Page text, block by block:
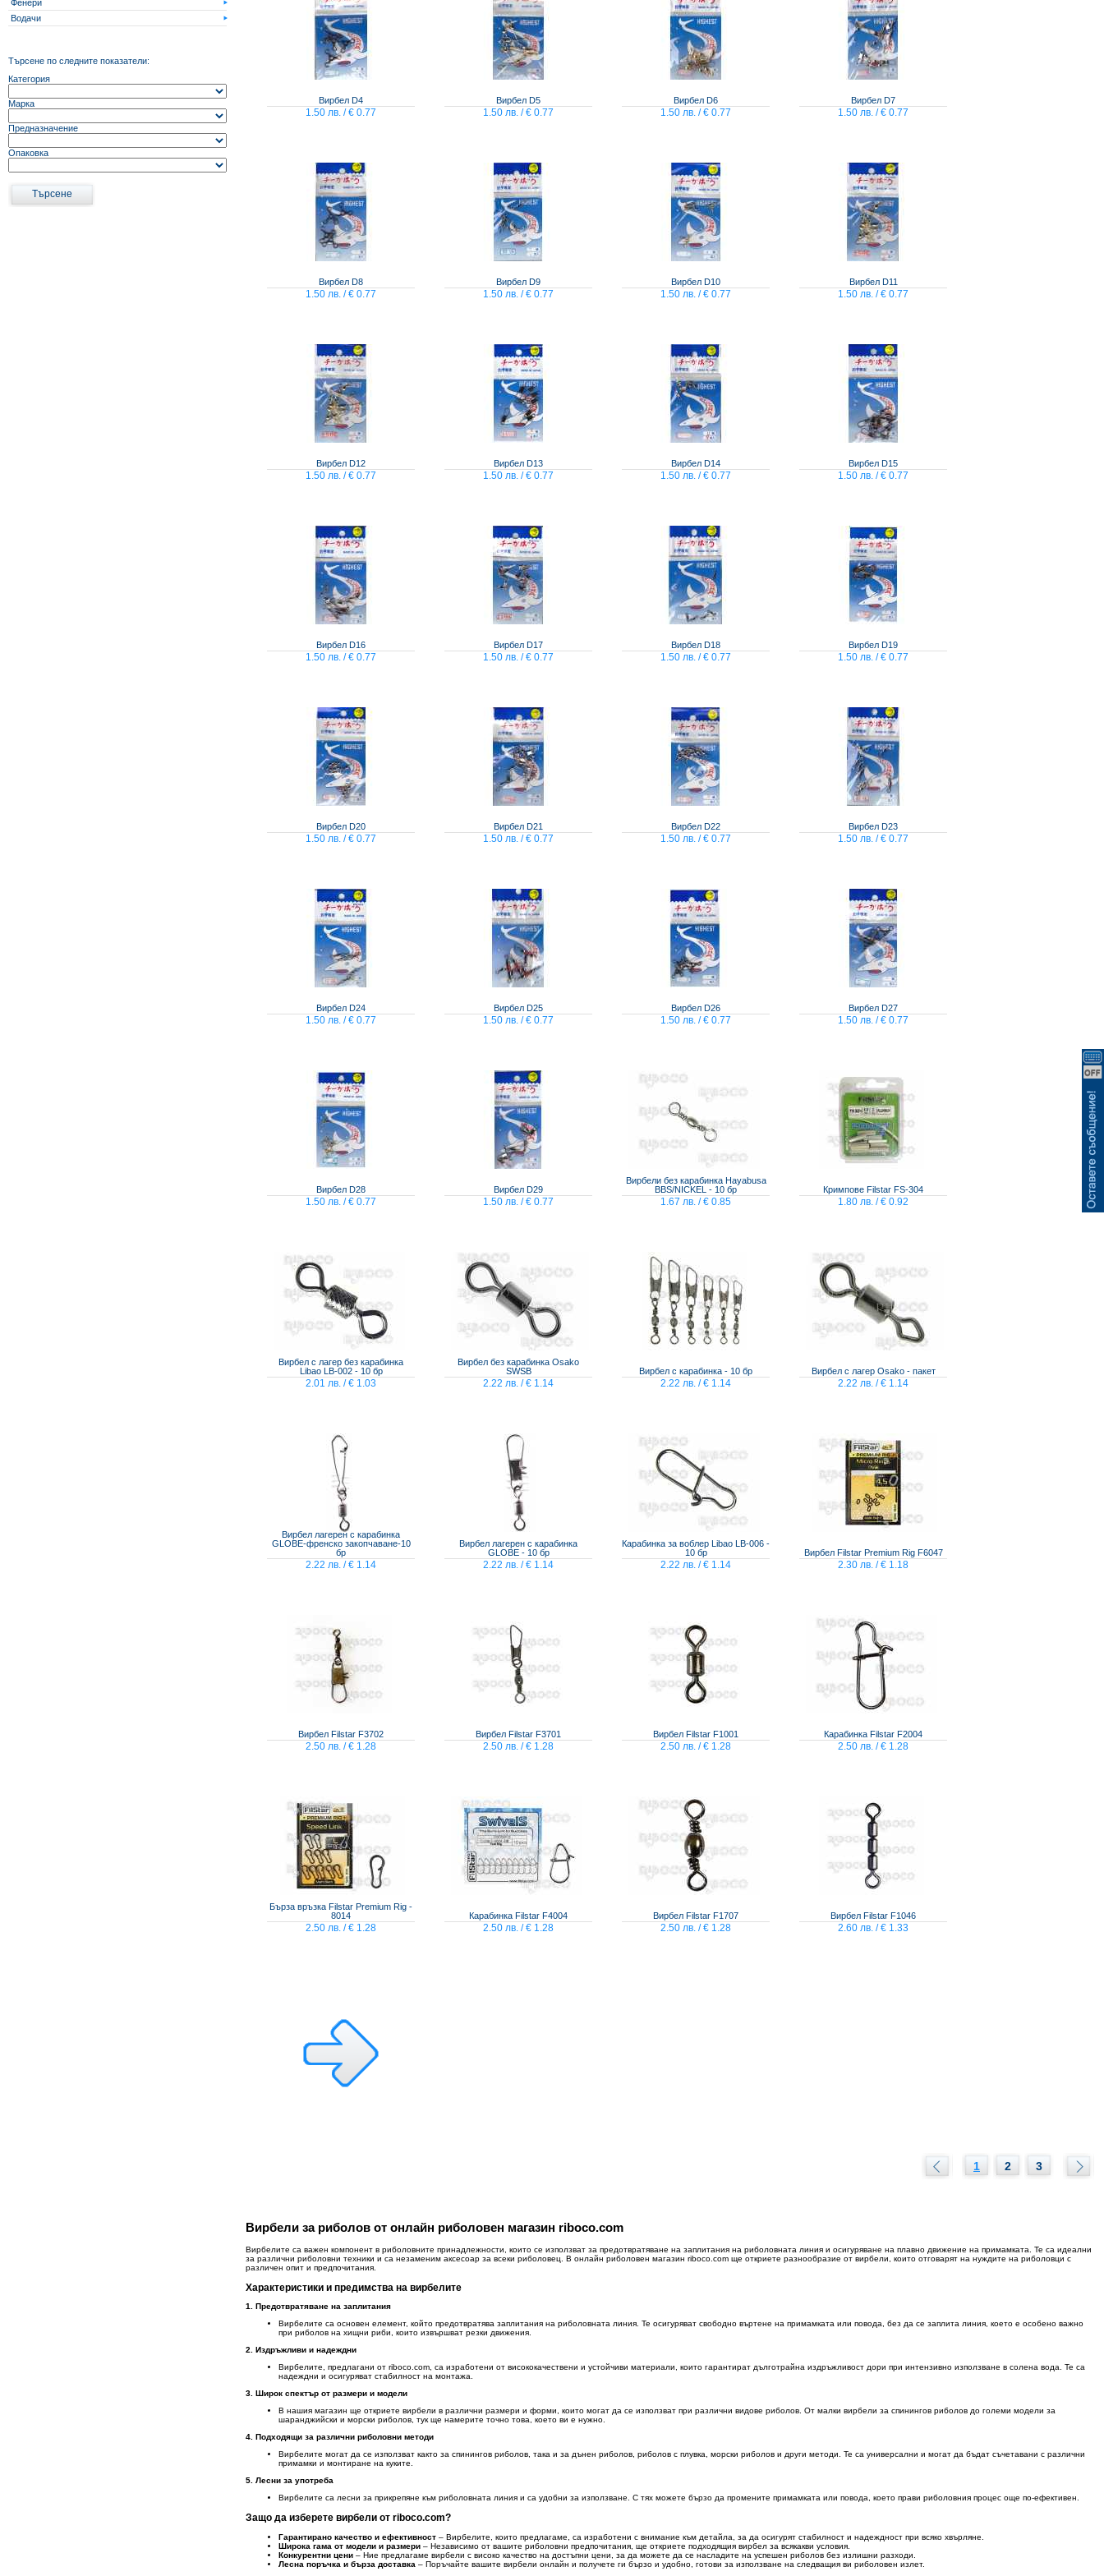
Виж всички Промоции
Фенери
Водачи
Търсене по следните показатели:
Категория
Марка
Предназначение
Опаковка
Вирбел D4
1.50 лв. / € 0.77
Вирбел D5
1.50 лв. / € 0.77
Вирбел D6
1.50 лв. / € 0.77
Вирбел D7
1.50 лв. / € 0.77
Вирбел D8
1.50 лв. / € 0.77
Вирбел D9
1.50 лв. / € 0.77
Вирбел D10
1.50 лв. / € 0.77
Вирбел D11
1.50 лв. / € 0.77
Вирбел D12
1.50 лв. / € 0.77
Вирбел D13
1.50 лв. / € 0.77
Вирбел D14
1.50 лв. / € 0.77
Вирбел D15
1.50 лв. / € 0.77
Вирбел D16
1.50 лв. / € 0.77
Вирбел D17
1.50 лв. / € 0.77
Вирбел D18
1.50 лв. / € 0.77
Вирбел D19
1.50 лв. / € 0.77
Вирбел D20
1.50 лв. / € 0.77
Вирбел D21
1.50 лв. / € 0.77
Вирбел D22
1.50 лв. / € 0.77
Вирбел D23
1.50 лв. / € 0.77
Вирбел D24
1.50 лв. / € 0.77
Вирбел D25
1.50 лв. / € 0.77
Вирбел D26
1.50 лв. / € 0.77
Вирбел D27
1.50 лв. / € 0.77
Вирбел D28
1.50 лв. / € 0.77
Вирбел D29
1.50 лв. / € 0.77
Вирбели без карабинка Hayabusa
BBS/NICKEL - 10 бр
1.67 лв. / € 0.85
Кримпове Filstar FS-304
1.80 лв. / € 0.92
Вирбел с лагер без карабинка
Libao LB-002 - 10 бр
2.01 лв. / € 1.03
Вирбел без карабинка Osako
SWSB
2.22 лв. / € 1.14
Вирбел с карабинка - 10 бр
2.22 лв. / € 1.14
Вирбел с лагер Osako - пакет
2.22 лв. / € 1.14
Вирбел лагерен с карабинка
GLOBE-френско закопчаване-10
бр
2.22 лв. / € 1.14
Вирбел лагерен с карабинка
GLOBE - 10 бр
2.22 лв. / € 1.14
Карабинка за воблер Libao LB-006 -
10 бр
2.22 лв. / € 1.14
Вирбел Filstar Premium Rig F6047
2.30 лв. / € 1.18
Вирбел Filstar F3702
2.50 лв. / € 1.28
Вирбел Filstar F3701
2.50 лв. / € 1.28
Вирбел Filstar F1001
2.50 лв. / € 1.28
Карабинка Filstar F2004
2.50 лв. / € 1.28
Бърза връзка Filstar Premium Rig -
8014
2.50 лв. / € 1.28
Карабинка Filstar F4004
2.50 лв. / € 1.28
Вирбел Filstar F1707
2.50 лв. / € 1.28
Вирбел Filstar F1046
2.60 лв. / € 1.33
1 2 3
Вирбели за риболов от онлайн риболовен магазин riboco.com
Вирбелите са важен компонент в риболовните принадлежности, които се използват за предотвратяване на заплитания на риболовната линия и осигуряване на плавно движение на примамката. Те са идеални
за различни риболовни техники и са незаменим аксесоар за всеки риболовец. В онлайн риболовен магазин riboco.com ще откриете разнообразие от вирбели, които отговарят на нуждите на риболовци с
различен опит и предпочитания.
Характеристики и предимства на вирбелите
1. Предотвратяване на заплитания
Вирбелите са основен елемент, който предотвратява заплитания на риболовната линия. Те осигуряват свободно въртене на примамката или повода, без да се заплита линия, което е особено важно
при риболов на хищни риби, които извършват резки движения.
2. Издръжливи и надеждни
Вирбелите, предлагани от riboco.com, са изработени от висококачествени и устойчиви материали, които гарантират дълготрайна издръжливост дори при интензивно използване в солена вода. Те са
надеждни и осигуряват стабилност на монтажа.
3. Широк спектър от размери и модели
В нашия магазин ще откриете вирбели в различни размери и форми, които могат да се използват при различни видове риболов. От малки вирбели за спинингов риболов до големи модели за
шаранджийски и морски риболов, тук ще намерите точно това, което ви е нужно.
4. Подходящи за различни риболовни методи
Вирбелите могат да се използват както за спинингов риболов, така и за дънен риболов, риболов с плувка, морски риболов и други методи. Те са универсални и могат да бъдат съчетавани с различни
примамки и монтиране на куките.
5. Лесни за употреба
Вирбелите са лесни за прикрепяне към риболовната линия и са удобни за използване. С тях можете бързо да промените примамката или повода, което прави риболовния процес още по-ефективен.
Защо да изберете вирбели от riboco.com?
Гарантирано качество и ефективност – Вирбелите, които предлагаме, са изработени с внимание към детайла, за да осигурят стабилност и надеждност при всяко хвърляне.
Широка гама от модели и размери – Независимо от вашите риболовни предпочитания, ще откриете подходящия вирбел за всякакви условия.
Конкурентни цени – Ние предлагаме вирбели с високо качество на достъпни цени, за да можете да се насладите на успешен риболов без излишни разходи.
Лесна поръчка и бърза доставка – Поръчайте вашите вирбели онлайн и получете ги бързо и удобно, готови за използване на следващия ви риболовен излет.